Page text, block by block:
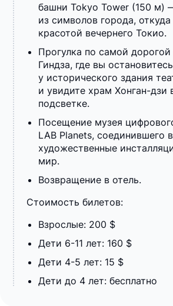
башни Tokyo Tower (150 м)
из символов города,
красотой вечернего Токио.
Прогулка по самой
Гиндза, где вы остановитесь
у исторического здания
и увидите храм Хонган-дзи
подсветке.
Посещение музея
LAB Planets, соединившего
художественные
мир.
Возвращение в отель.
Стоимость билетов:
Взрослые: 200 $
Дети 6-11 лет: 160 $
Дети 4-5 лет: 15 $
Дети до 4 лет: бесплатно